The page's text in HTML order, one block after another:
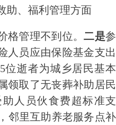
助、福利管理方面
格管理不到位。二是参
人员应由保险基金支出
5位逝者为城乡居民基本
领取了无丧葬补助居民
助人员伙食费超标准支
邻里互助养老服务点补